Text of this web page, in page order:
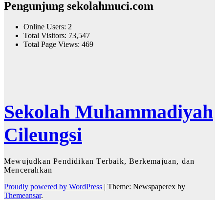
Pengunjung sekolahmuci.com
Online Users: 2
Total Visitors: 73,547
Total Page Views: 469
Sekolah Muhammadiyah
Cileungsi
Mewujudkan Pendidikan Terbaik, Berkemajuan, dan
Mencerahkan
Proudly powered by WordPress | Theme: Newspaperex by
Themeansar.